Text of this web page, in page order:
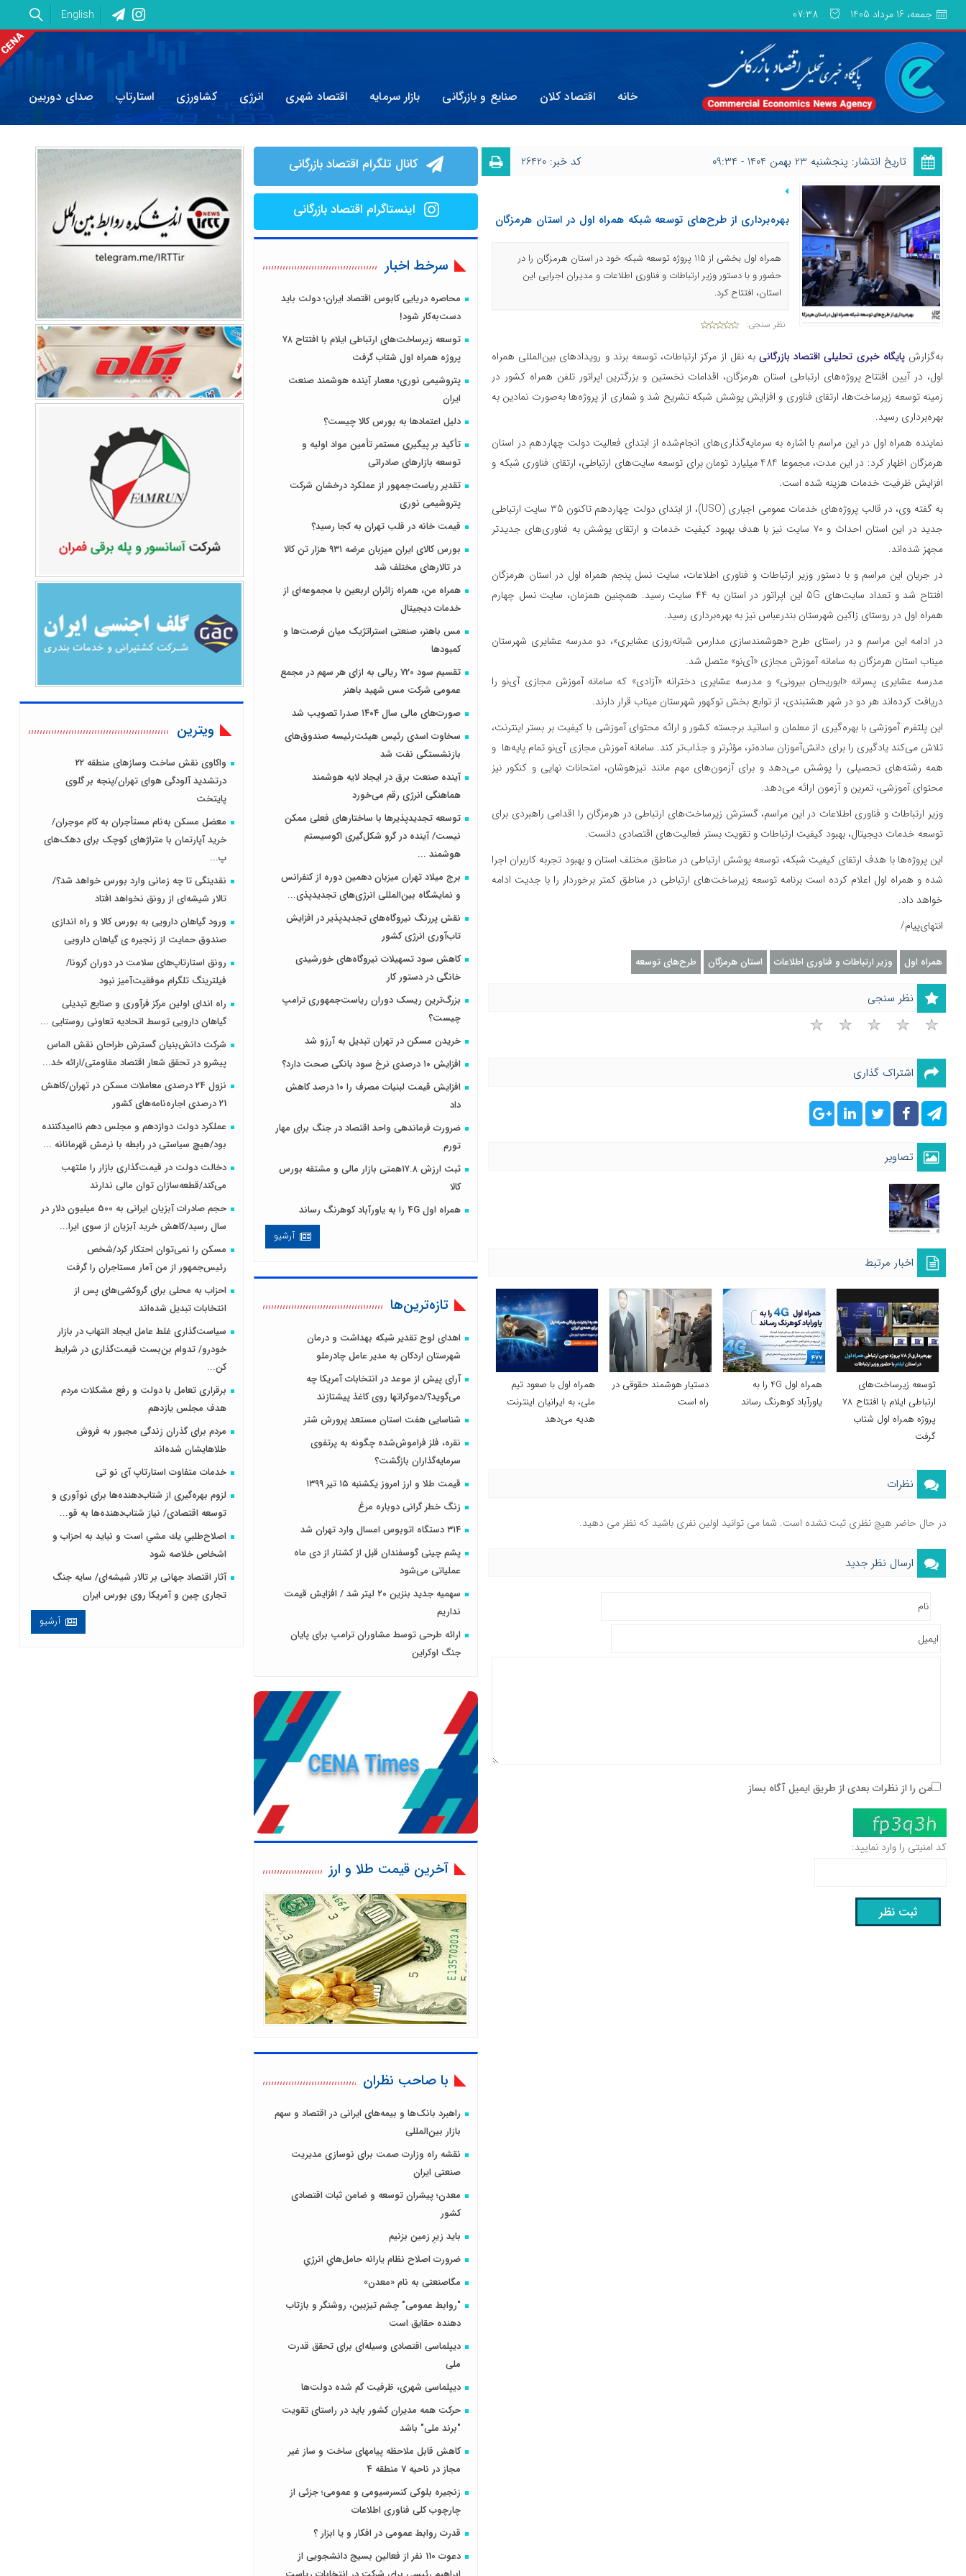
جمعه، 16 مرداد 1405 07:38
English
خانه اقتصاد کلان صنایع و بازرگانی بازار سرمایه اقتصاد شهری انرژی کشاورزی استارتاپ صدای دوربین
تاریخ انتشار: پنجشنبه 23 بهمن 1404 - 09:34 کد خبر: 26420
بهره‌برداری از طرح‌های توسعه شبکه همراه اول در استان هرمزگان
همراه اول بخشی از 115 پروژه توسعه شبکه خود در استان هرمزگان را در
حضور و با دستور وزیر ارتباطات و فناوری اطلاعات و مدیران اجرایی این
استان، افتتاح کرد.
نظر سنجی:
به‌گزارش پایگاه خبری تحلیلی اقتصاد بازرگانیبه نقل از مرکز ارتباطات، توسعه برند و رویدادهای بین‌المللی همراه
اول، در آیین افتتاح پروژه‌های ارتباطی استان هرمزگان، اقدامات نخستین و بزرگترین اپراتور تلفن همراه کشور در
زمینه توسعه زیرساخت‌ها، ارتقای فناوری و افزایش پوشش شبکه تشریح شد و شماری از پروژه‌ها به‌صورت نمادین به
بهره‌برداری رسید.
نماینده همراه اول در این مراسم با اشاره به سرمایه‌گذاری‌های انجام‌شده از ابتدای فعالیت دولت چهاردهم در استان
هرمزگان اظهار کرد: در این مدت، مجموعا 484 میلیارد تومان برای توسعه سایت‌های ارتباطی، ارتقای فناوری شبکه و
افزایش ظرفیت خدمات هزینه شده است.
به گفته وی، در قالب پروژه‌های خدمات عمومی اجباری (USO)، از ابتدای دولت چهاردهم تاکنون 35 سایت ارتباطی
جدید در این استان احداث و ۷۰ سایت نیز با هدف بهبود کیفیت خدمات و ارتقای پوشش به فناوری‌های جدیدتر
مجهز شده‌اند.
در جریان این مراسم و با دستور وزیر ارتباطات و فناوری اطلاعات، سایت نسل پنجم همراه اول در استان هرمزگان
افتتاح شد و تعداد سایت‌های 5G این اپراتور در استان به ۴۴ سایت رسید. همچنین همزمان، سایت نسل چهارم
همراه اول در روستای زاکین شهرستان بندرعباس نیز به بهره‌برداری رسید.
در ادامه این مراسم و در راستای طرح «هوشمندسازی مدارس شبانه‌روزی عشایری»، دو مدرسه عشایری شهرستان
میناب استان هرمزگان به سامانه آموزش مجازی «آی‌نو» متصل شد.
مدرسه عشایری پسرانه «ابوریحان بیرونی» و مدرسه عشایری دخترانه «آزادی» که سامانه آموزش مجازی آی‌نو را
دریافت کرده‌اند هر دو در شهر هشتبندی، از توابع بخش توکهور شهرستان میناب قرار دارند.
این پلتفرم آموزشی با بهره‌گیری از معلمان و اساتید برجسته کشور و ارائه محتوای آموزشی با کیفیت بر بستر اینترنت،
تلاش می‌کند یادگیری را برای دانش‌آموزان ساده‌تر، مؤثرتر و جذاب‌تر کند. سامانه آموزش مجازی آی‌نو تمام پایه‌ها و
همه رشته‌های تحصیلی را پوشش می‌دهد و برای آزمون‌های مهم مانند تیزهوشان، امتحانات نهایی و کنکور نیز
محتوای آموزشی، تمرین و آزمون ارائه می‌دهد.
وزیر ارتباطات و فناوری اطلاعات در این مراسم، گسترش زیرساخت‌های ارتباطی در هرمزگان را اقدامی راهبردی برای
توسعه خدمات دیجیتال، بهبود کیفیت ارتباطات و تقویت بستر فعالیت‌های اقتصادی دانست.
این پروژه‌ها با هدف ارتقای کیفیت شبکه، توسعه پوشش ارتباطی در مناطق مختلف استان و بهبود تجربه کاربران اجرا
شده و همراه اول اعلام کرده است برنامه توسعه زیرساخت‌های ارتباطی در مناطق کمتر برخوردار را با جدیت ادامه
خواهد داد.
انتهای‌پیام/
همراه اول وزیر ارتباطات و فناوری اطلاعات استان هرمزگان طرح‌های توسعه
نظر سنجی
اشتراک گذاری
تصاویر
اخبار مرتبط
توسعه زیرساخت‌های
ارتباطی ایلام با افتتاح ۷۸
پروژه همراه اول شتاب
گرفت
همراه اول 4G را به
یاورآباد کوهرنگ رساند
دستیار هوشمند حقوقی در
راه است
همراه اول با صعود تیم
ملی، به ایرانیان اینترنت
هدیه می‌دهد
نظرات
در حال حاضر هیچ نظری ثبت نشده است. شما می توانید اولین نفری باشید که نظر می دهید.
ارسال نظر جدید
من را از نظرات بعدی از طریق ایمیل آگاه بساز
کد امنیتی را وارد نمایید:
کانال تلگرام اقتصاد بازرگانی
اینستاگرام اقتصاد بازرگانی
سرخط اخبار
محاصره دریایی کابوس اقتصاد ایران؛ دولت باید
دست‌به‌کار شود!
توسعه زیرساخت‌های ارتباطی ایلام با افتتاح ۷۸
پروژه همراه اول شتاب گرفت
پتروشیمی نوری؛ معمار آینده هوشمند صنعت
ایران
دلیل اعتمادها به بورس کالا چیست؟
تأکید بر پیگیری مستمر تأمین مواد اولیه و
توسعه بازارهای صادراتی
تقدیر ریاست‌جمهور از عملکرد درخشان شرکت
پتروشیمی نوری
قیمت خانه در قلب تهران به کجا رسید؟
بورس کالای ایران میزبان عرضه ۹۳۱ هزار تن کالا
در تالارهای مختلف شد
همراه من، همراه زائران اربعین با مجموعه‌ای از
خدمات دیجیتال
مس باهنر، صنعتی استراتژیک میان فرصت‌ها و
کمبودها
تقسیم سود 720 ریالی به ازای هر سهم در مجمع
عمومی شرکت مس شهید باهنر
صورت‌های مالی سال ۱۴۰۴ صدرا تصویب شد
سخاوت اسدی رئیس هیئت‌رئیسه صندوق‌های
بازنشستگی نفت شد
آینده صنعت برق در ایجاد لایه هوشمند
هماهنگی انرژی رقم می‌خورد
توسعه تجدیدپذیرها با ساختارهای فعلی ممکن
نیست/ آینده در گرو شکل‌گیری اکوسیستم
هوشمند ...
برج میلاد تهران میزبان دهمین دوره از کنفرانس
و نمایشگاه بین‌المللی انرژی‌های تجدیدپذی...
نقش پررنگ نیروگاه‌های تجدیدپذیر در افزایش
تاب‌آوری انرژی کشور
کاهش سود تسهیلات نیروگاه‌های خورشیدی
خانگی در دستور کار
بزرگ‌ترین ریسک دوران ریاست‌جمهوری ترامپ
چیست؟
خریدن مسکن در تهران تبدیل به آرزو شد
افزایش ۱۰ درصدی نرخ سود بانکی صحت دارد؟
افزایش قیمت لبنیات مصرف را ۱۰ درصد کاهش
داد
ضرورت فرماندهی واحد اقتصاد در جنگ برای مهار
تورم
ثبت ارزش ۱۷.۸همتی بازار مالی و مشتقه بورس
کالا
همراه اول 4G را به یاورآباد کوهرنگ رساند
آرشیو
تازه‌ترین‌ها
اهدای لوح تقدیر شبکه بهداشت و درمان
شهرستان اردکان به مدیر عامل چادرملو
آرای پیش از موعد در انتخابات آمریکا چه
می‌گوید؟/دموکراتها روی کاغذ پیشتازند
شناسایی هفت استان مستعد پرورش شتر
نقره، فلز فراموش‌شده چگونه به پرتفوی
سرمایه‌گذاران بازگشت؟
قیمت طلا و ارز امروز یکشنبه ۱۵ تیر ۱۳۹۹
زنگ خطر گرانی دوباره مرغ
٣١۴ دستگاه اتوبوس امسال وارد تهران شد
پشم چینی گوسفندان قبل از کشتار از دی ماه
عملیاتی می‌شود
سهمیه جدید بنزین ۲۰ لیتر شد / افزایش قیمت
نداریم
ارائه طرحی توسط مشاوران ترامپ برای پایان
جنگ اوکراین
آخرین قیمت طلا و ارز
با صاحب نظران
راهبرد بانک‌ها و بیمه‌های ایرانی در اقتصاد و سهم
بازار بین‌المللی
نقشه راه وزارت صمت برای نوسازی مدیریت
صنعتی ایران
معدن؛ پیشران توسعه و ضامن ثبات اقتصادی
کشور
باید زیرِ زمین بزنیم
ضرورت اصلاح نظام يارانه حامل‌هاي انرژي
مگاصنعتی به نام «معدن»
"روابط عمومی" چشم تیزبین، روشنگر و بازتاب
دهنده حقایق است
دیپلماسی اقتصادی وسیله‌ای برای تحقق قدرت
ملی
دیپلماسی شهری، ظرفیت گم شده دولت‌ها
حرکت همه مدیران کشور باید در راستای تقویت
"برند ملی" باشد
کاهش قابل ملاحظه پیامهای ساخت و ساز غیر
مجاز در ناحیه 7 منطقه 4
زنجیره بلوکی کنسرسیومی و عمومی؛ جزئی از
چارچوب کلی فناوری اطلاعات
قدرت روابط عمومی در افکار و یا ابزار ؟
دعوت 110 نفر از فعالین بسیج دانشجویی از
ویترین
واکاوی نقش ساخت وسازهای منطقه 22
درتشدید آلودگی هوای تهران/پنجه بر گلوی
پایتخت
معضل مسکن به‌نام مستأجران به کام موجران/
خرید آپارتمان با متراژهای کوچک برای دهک‌های
پ...
نقدینگی تا چه زمانی وارد بورس خواهد شد؟/
تالار شیشه‌ای از رونق نخواهد افتاد
ورود گیاهان دارویی به بورس کالا و راه اندازی
صندوق حمایت از زنجیره ی گیاهان دارویی
رونق استارتاپ‌های سلامت در دوران کرونا/
فیلترینگ تلگرام موفقیت‌آمیز نبود
راه اندای اولین مرکز فرآوری و صنایع تبدیلی
گیاهان دارویی توسط اتحادیه تعاونی روستایی ...
شرکت دانش‌بنیان گسترش طراحان‌‌ ‌نقش‌ الماس
پیشرو در تحقق شعار اقتصاد مقاومتی/ارائه خد...
نزول 24 درصدی معاملات مسکن در تهران/کاهش
21 درصدی اجاره‌نامه‌های کشور
عملکرد دولت دوازدهم و مجلس دهم ناامیدکننده
بود/هیچ سیاستی در رابطه با نرمش قهرمانانه ...
دخالت دولت در قیمت‌گذاری بازار را ملتهب
می‌کند/قطعه‌سازان توان مالی ندارند
حجم صادرات آبزیان ایرانی به 500 میلیون دلار در
سال رسید/کاهش خرید آبزیان از سوی ایرا...
مسکن را نمی‌توان احتکار کرد/شخص
رئیس‌جمهور از من آمار مستاجران را گرفت
احزاب به محلی برای گروکشی‌های پس از
انتخابات تبدیل شده‌اند
سیاست‌گذاری غلط عامل ایجاد التهاب در بازار
خودرو/ تدوام بن‌بست قیمت‌گذاری در شرایط
کن...
برقراری تعامل با دولت و رفع مشکلات مردم
هدف مجلس‌ یازدهم
مردم برای گذران زندگی مجبور به فروش
طلاهایشان شده‌اند
خدمات متفاوت استارتاپ آی نو تی
لزوم بهره‌گیری از شتاب‌دهنده‌ها برای نوآوری و
توسعه اقتصادی/ نیاز شتاب‌دهنده‌ها به قو...
اصلاح‌طلبي يك مشي است و نبايد به احزاب و
اشخاص خلاصه شود
آثار اقتصاد جهانی بر تالار شیشه‌ای/ سایه جنگ
تجاری چین و آمریکا روی بورس ایران
آرشیو